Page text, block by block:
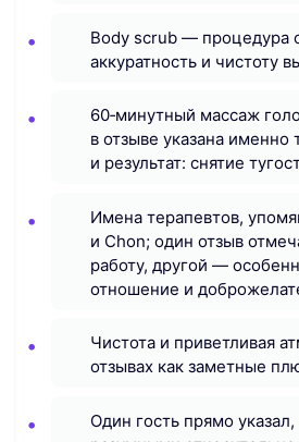
Body scrub — процедура
аккуратность и чистоту
60‑минутный массаж
в отзыве указана именно
и результат: снятие
Имена терапевтов,
и Chon; один отзыв
работу, другой —
отношение и
Чистота и приветливая
отзывах как заметные
Один гость прямо